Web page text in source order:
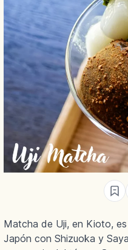
Matcha de Uji, en Kioto,
Japón con Shizuoka y